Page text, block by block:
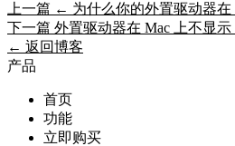
上一篇 ← 为什么你的外置驱动器在
下一篇 外置驱动器在 Mac 上不显
← 返回博客
产品
首页
功能
立即购买